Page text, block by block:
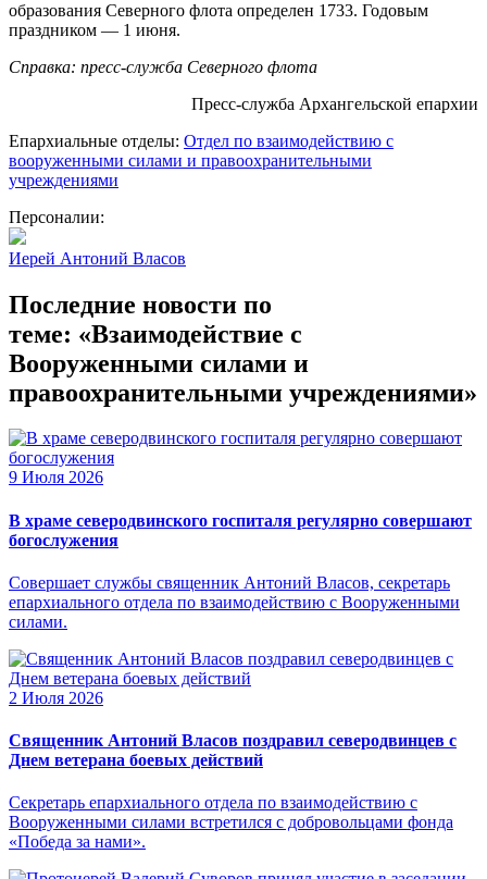
образования Северного флота определен 1733. Годовым
праздником — 1 июня.
Справка: пресс-служба Северного флота
Пресс-служба Архангельской епархии
Епархиальные отделы: Отдел по взаимодействию с
вооруженными силами и правоохранительными
учреждениями
Персоналии:
Иерей Антоний Власов
Последние новости по
теме: «Взаимодействие с
Вооруженными силами и
правоохранительными учреждениями»
9 Июля 2026
В храме северодвинского госпиталя регулярно совершают
богослужения
Совершает службы священник Антоний Власов, секретарь
епархиального отдела по взаимодействию с Вооруженными
силами.
2 Июля 2026
Священник Антоний Власов поздравил северодвинцев с
Днем ветерана боевых действий
Секретарь епархиального отдела по взаимодействию с
Вооруженными силами встретился с добровольцами фонда
«Победа за нами».